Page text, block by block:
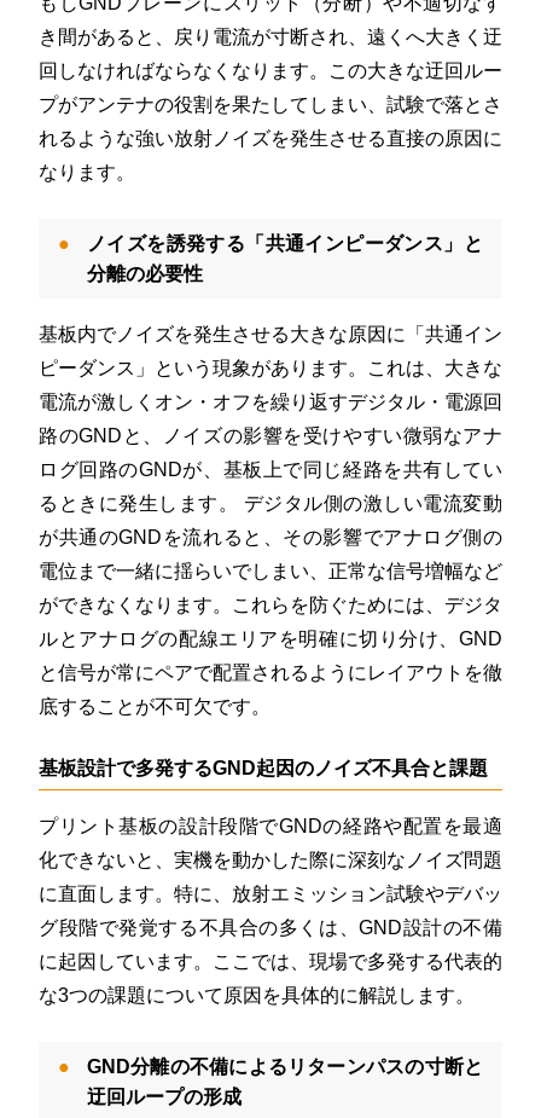
き間があると、戻り電流が寸断され、遠くへ大きく迂
回しなければならなくなります。この大きな迂回ルー
プがアンテナの役割を果たしてしまい、試験で落とさ
れるような強い放射ノイズを発生させる直接の原因に
なります。
ノイズを誘発する「共通インピーダンス」と
分離の必要性
基板内でノイズを発生させる大きな原因に「共通イン
ピーダンス」という現象があります。これは、大きな
電流が激しくオン・オフを繰り返すデジタル・電源回
路のGNDと、ノイズの影響を受けやすい微弱なアナ
ログ回路のGNDが、基板上で同じ経路を共有してい
るときに発生します 。 デジタル側の激しい電流変動
が共通のGNDを流れると、その影響でアナログ側の
電位まで一緒に揺らいでしまい、正常な信号増幅など
ができなくなります。これらを防ぐためには、デジタ
ルとアナログの配線エリアを明確に切り分け、GND
と信号が常にペアで配置されるようにレイアウトを徹
底することが不可欠です。
基板設計で多発するGND起因のノイズ不具合と課題
プリント基板の設計段階でGNDの経路や配置を最適
化できないと、実機を動かした際に深刻なノイズ問題
に直面します。特に、放射エミッション試験やデバッ
グ段階で発覚する不具合の多くは、GND設計の不備
に起因しています。ここでは、現場で多発する代表的
な3つの課題について原因を具体的に解説します。
GND分離の不備によるリターンパスの寸断と
迂回ループの形成